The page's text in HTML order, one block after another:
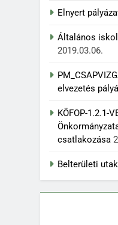
Elnyert
Általános
2019.03.06.
elvezetés
KÖFOP-1.2.1-
csatlakozása
Belterületi